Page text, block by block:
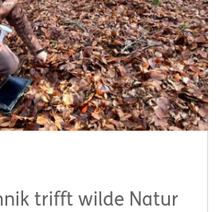
trifft wilde Natur